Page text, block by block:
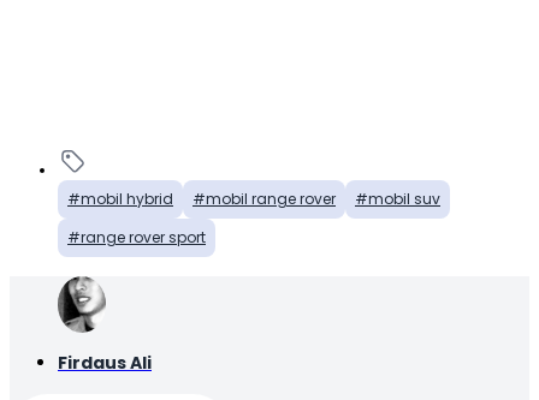
mobil hybrid mobil range rover
mobil suv
range rover sport
Firdaus Ali